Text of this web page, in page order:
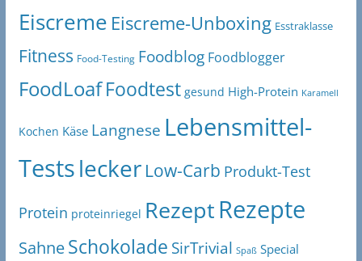
Eiscreme Eiscreme-Unboxing Esstraklasse
Fitness Food-Testing Foodblog Foodblogger
FoodLoaf Foodtest gesund High-Protein Karamell
Kochen Käse Langnese Lebensmittel-
Testslecker Low-Carb Produkt-Test
Protein proteinriegel RezeptRezepte
SahneSchokolade SirTrivial Spaß Special